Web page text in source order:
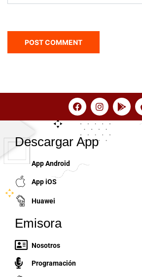
Descargar App
App Android
App iOS
Huawei
Emisora
Nosotros
Programación